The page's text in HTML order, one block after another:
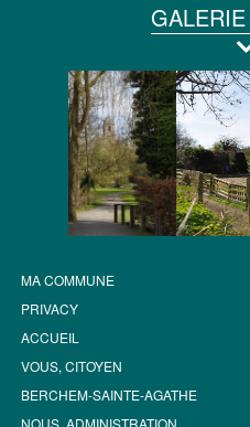
MA COMMUNE
PRIVACY
ACCUEIL
VOUS, CITOYEN
BERCHEM-SAINTE-AGATHE
NOUS, ADMINISTRATION